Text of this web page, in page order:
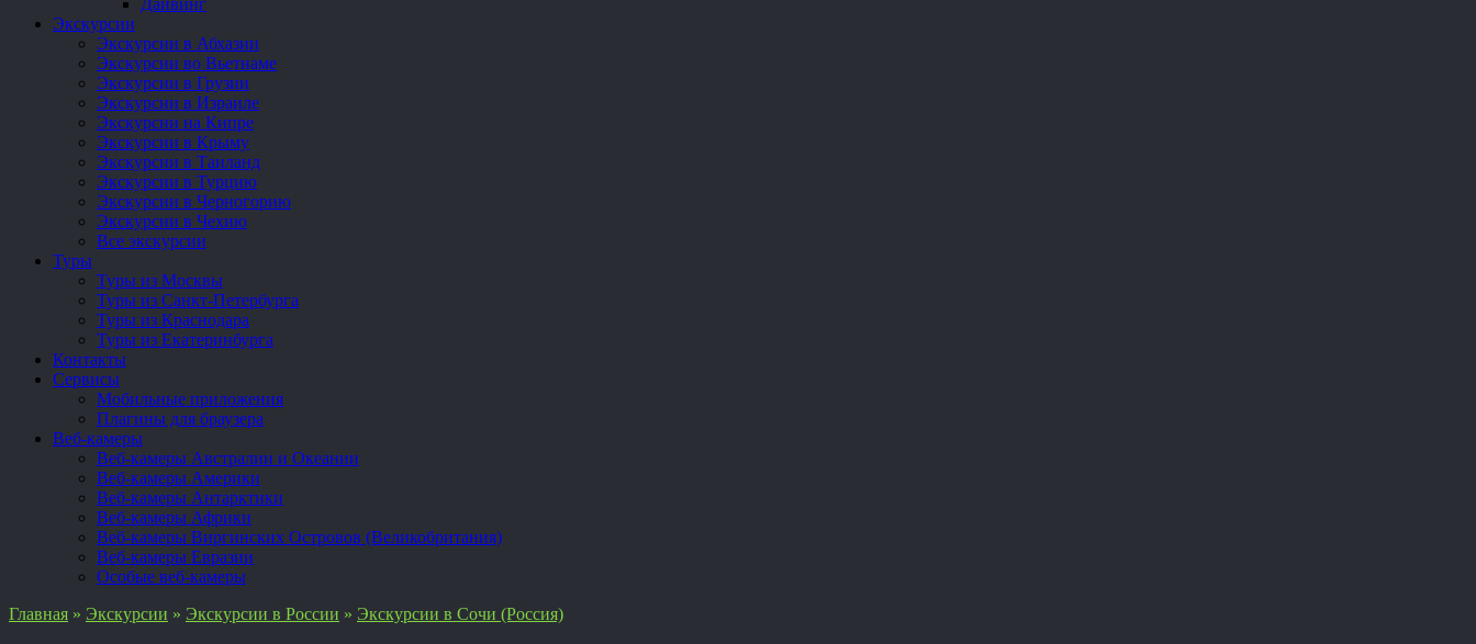
Дайвинг
Экскурсии
Экскурсии в Абхазии
Экскурсии во Вьетнаме
Экскурсии в Грузии
Экскурсии в Израиле
Экскурсии на Кипре
Экскурсии в Крыму
Экскурсии в Таиланд
Экскурсии в Турцию
Экскурсии в Черногорию
Экскурсии в Чехию
Все экскурсии
Туры
Туры из Москвы
Туры из Санкт-Петербурга
Туры из Краснодара
Туры из Екатеринбурга
Контакты
Сервисы
Мобильные приложения
Плагины для браузера
Веб-камеры
Веб-камеры Австралии и Океании
Веб-камеры Америки
Веб-камеры Антарктики
Веб-камеры Африки
Веб-камеры Виргинских Островов (Великобритания)
Веб-камеры Евразии
Особые веб-камеры
Главная » Экскурсии » Экскурсии в России » Экскурсии в Сочи (Россия)